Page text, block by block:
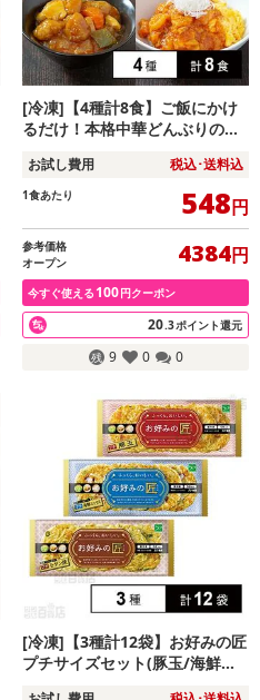
[冷凍]【4種計8食】ご飯にかけ
るだけ！本格中華どんぶりの具
の具/酢豚丼の具/海老チリ丼の
具)
お試し費用 税込･送料込
1食あたり 548円
参考価格
オープン
4384円
今すぐ使える 100円クーポン
20.3ポイント還元
9 0 0
[冷凍]【3種計12袋】お好みの匠
プチサイズセット(豚玉/海鮮ミ